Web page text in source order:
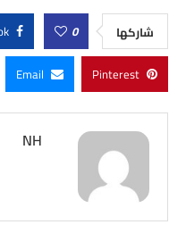
شاركها 0
Pinterest
Email
NH